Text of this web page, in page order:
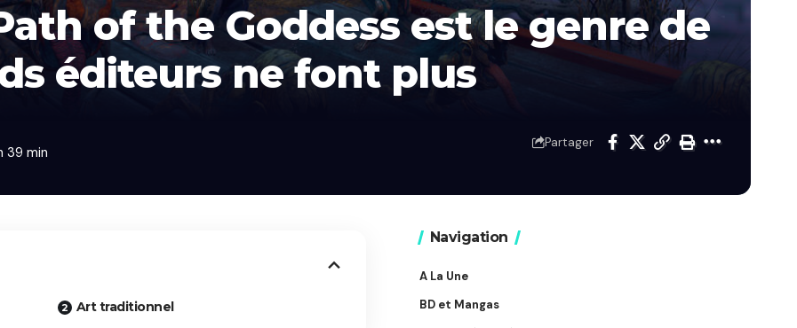
of the Goddess est le genre de
éditeurs ne font plus
39 min
Partager
Art traditionnel
Navigation
A La Une
BD et Mangas